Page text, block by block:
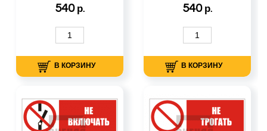
540 р.
В КОРЗИНУ
540 р.
В КОРЗИНУ